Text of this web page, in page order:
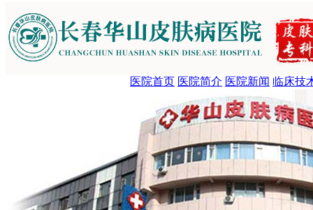
医院首页 医院简介 医院新闻 临床技